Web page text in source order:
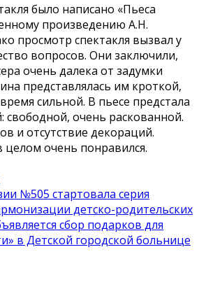
было написано «Пьеса
произведению А.Н.
просмотр спектакля вызвал у
вопросов. Они заключили,
очень далека от задумки
представлялась им кроткой,
сильной. В пьесе предстала
свободной, очень раскованной.
и отсутствие декораций.
целом очень понравился.
№505 стартовала серия
детско-родительских
сбор подарков для
в Детской городской больнице